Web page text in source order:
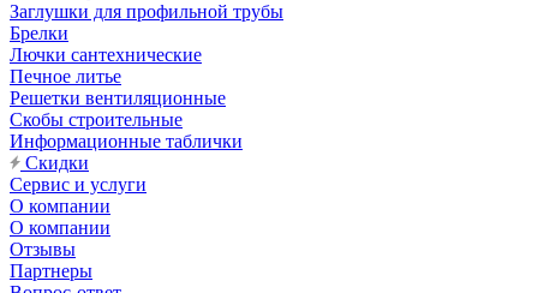
Заглушки для профильной трубы
Брелки
Лючки сантехнические
Печное литье
Решетки вентиляционные
Скобы строительные
Информационные таблички
Скидки
Сервис и услуги
О компании
О компании
Отзывы
Партнеры